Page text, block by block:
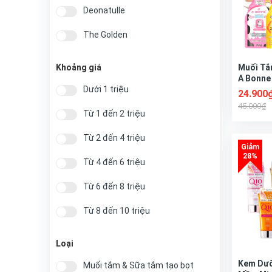
Deonatulle
The Golden
KOKANDO
Exclusive Cosmetic
Sunstar
Gentacin
Khoảng giá
Dưới 1 triệu
Từ 1 đến 2 triệu
Từ 2 đến 4 triệu
Từ 4 đến 6 triệu
Từ 6 đến 8 triệu
Từ 8 đến 10 triệu
Từ 20 đến 40 triệu
Loại
Muối tắm & Sữa tắm tạo bọt
Muối
A
45.000₫
Kem